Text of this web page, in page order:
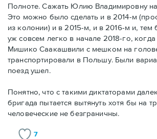
Полноте. Сажать Юлию Владимировну
Это можно было сделать и в 2014-м
из колонии) и в 2015-м, и в 2016-м и, тем
уж совсем легко в начале 2018-го, когда
Мишико Саакашвили с мешком на
транспортировали в Польшу. Были
поезд ушел.
Понятно, что с такими диктаторами
бригада пытается вытянуть хотя бы на
человеческие не безграничны.
7